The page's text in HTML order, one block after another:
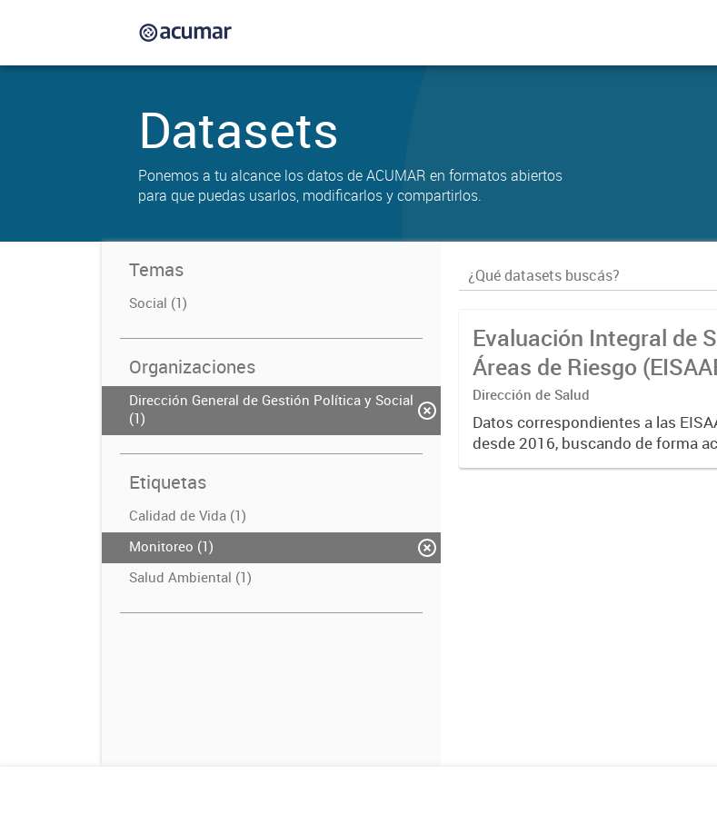
Datasets
Ponemos a tu alcance los datos de ACUMAR en formatos abiertos
para que puedas usarlos, modificarlos y compartirlos.
Temas
Social (1)
Organizaciones
Dirección General de Gestión Política y Social
(1)
Etiquetas
Calidad de Vida (1)
Monitoreo (1)
Salud Ambiental (1)
Evaluación Integral de
Áreas de Riesgo
Matanza Riachuelo
Dirección de Salud
Datos correspondientes a las
desde 2016, buscando de forma
daño a la salud en barrios/